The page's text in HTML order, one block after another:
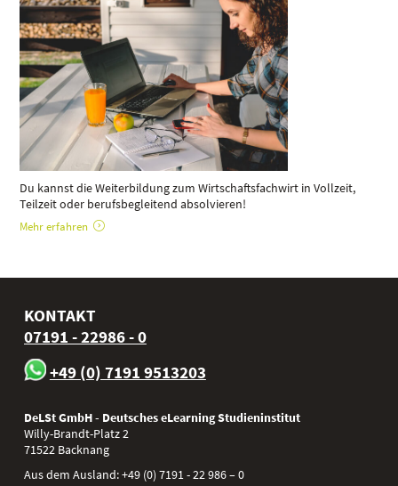
Du kannst die Weiterbildung zum Wirtschaftsfachwirt in Vollzeit,
Teilzeit oder berufsbegleitend absolvieren!
Mehr erfahren
KONTAKT
07191 - 22986 - 0
+49 (0) 7191 9513203
DeLSt GmbH - Deutsches eLearning Studieninstitut
Willy-Brandt-Platz 2
71522 Backnang
Aus dem Ausland:+49 (0) 7191 - 22 986 – 0